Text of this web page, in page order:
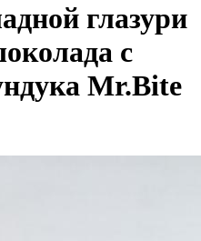
глазури
с
Mr.Bite